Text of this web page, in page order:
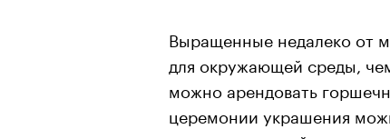
Выращенные недалеко от
для окружающей среды,
можно арендовать
церемонии украшения